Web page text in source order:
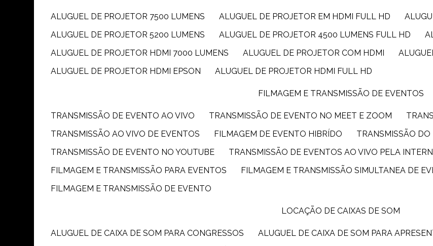
ALUGUEL DE PROJETOR 7500 LUMENS ALUGUEL DE PROJETOR EM HDMI FULL HD
ALUGUEL DE PROJETOR 5200 LUMENS
ALUGUEL DE PROJETOR 4500 LUMENS FULL HD
ALUGUEL DE PROJETOR HDMI 7000 LUMENS
ALUGUEL DE PROJETOR COM HDMI
ALUGUEL DE PROJETOR HDMI EPSON
ALUGUEL DE PROJETOR HDMI FULL HD
FILMAGEM E TRANSMISSÃO DE EVENTOS
TRANSMISSÃO DE EVENTO AO VIVO TRANSMISSÃO DE EVENTO NO MEET E ZOOM
TRANSMISSÃO AO VIVO DE EVENTOS
FILMAGEM DE EVENTO HIBRÍDO
TRANSMISSÃO
TRANSMISSÃO DE EVENTO NO YOUTUBE
TRANSMISSÃO DE EVENTOS AO VIVO PELA
FILMAGEM E TRANSMISSÃO PARA EVENTOS
FILMAGEM E TRANSMISSÃO SIMULTANEA DE
FILMAGEM E TRANSMISSÃO DE EVENTO
LOCAÇÃO DE CAIXAS DE SOM
ALUGUEL DE CAIXA DE SOM PARA CONGRESSOS
ALUGUEL DE CAIXA DE SOM PARA